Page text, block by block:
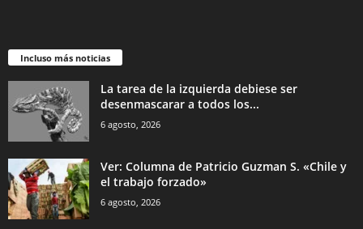
Incluso más noticias
La tarea de la izquierda debiese ser
desenmascarar a todos los...
6 agosto, 2026
Ver: Columna de Patricio Guzman S. «Chile y
el trabajo forzado»
6 agosto, 2026